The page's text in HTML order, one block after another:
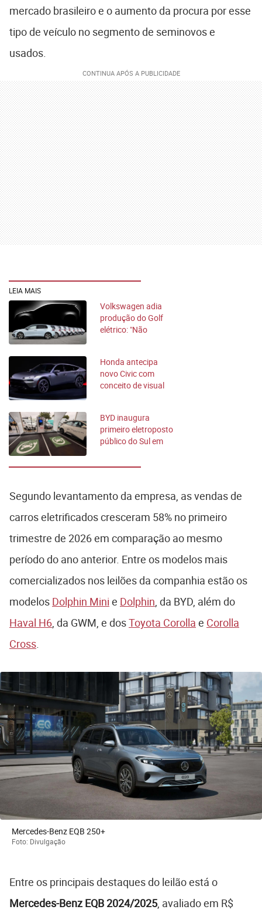
mercado brasileiro e o aumento da procura por esse
tipo de veículo no segmento de seminovos e
usados.
LEIA MAIS
Volkswagen adia
produção do Golf
elétrico: "Não
Honda antecipa
novo Civic com
conceito de visual
BYD inaugura
primeiro eletroposto
público do Sul em
Segundo levantamento da empresa, as vendas de
carros eletrificados cresceram 58% no primeiro
trimestre de 2026 em comparação ao mesmo
período do ano anterior. Entre os modelos mais
comercializados nos leilões da companhia estão os
modelos Dolphin Mini e Dolphin , da BYD, além do
Haval H6 , da GWM, e dosToyota Corolla e Corolla
Cross
Mercedes-Benz EQB 250+
Foto: Divulgação
Entre os principais destaques do leilão está o
Mercedes-Benz EQB 2024/2025, avaliado em R$